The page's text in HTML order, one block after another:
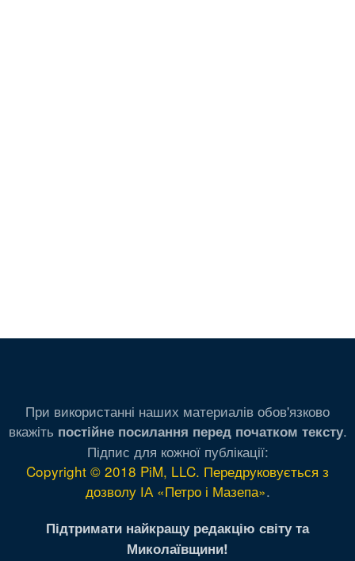
При використанні наших материалів обов'язково
вкажіть постійне посилання перед початком тексту.
Підпис для кожної публікації:
Copyright © 2018 PiM, LLC. Передруковується з
дозволу ІА «Петро і Мазепа».
Підтримати найкращу редакцію світу та
Миколаївщини!